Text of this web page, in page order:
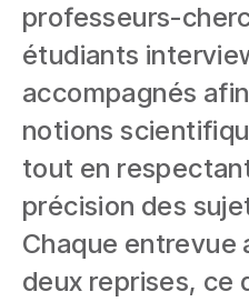
professeurs-
étudiants
accompagnés
notions
tout en
précision des
Chaque entrevue
deux reprises, ce